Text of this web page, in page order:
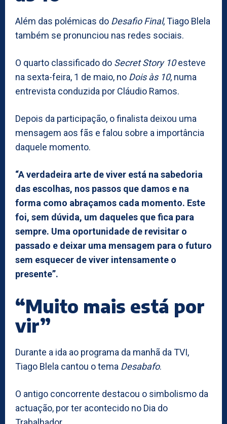
Além das polémicas do Desafio Final, Tiago Blela
também se pronunciou nas redes sociais.
O quarto classificado do Secret Story 10esteve
na sexta-feira, 1 de maio, no Dois às 10, numa
entrevista conduzida por Cláudio Ramos.
Depois da participação, o finalista deixou uma
mensagem aos fãs e falou sobre a importância
daquele momento.
“A verdadeira arte de viver está na sabedoria
das escolhas, nos passos que damos e na
forma como abraçamos cada momento. Este
foi, sem dúvida, um daqueles que fica para
sempre. Uma oportunidade de revisitar o
passado e deixar uma mensagem para o futuro
sem esquecer de viver intensamente o
presente”.
“Muito mais está por
vir”
Durante a ida ao programa da manhã da TVI,
Tiago Blela cantou o tema Desabafo.
O antigo concorrente destacou o simbolismo da
actuação, por ter acontecido no Dia do